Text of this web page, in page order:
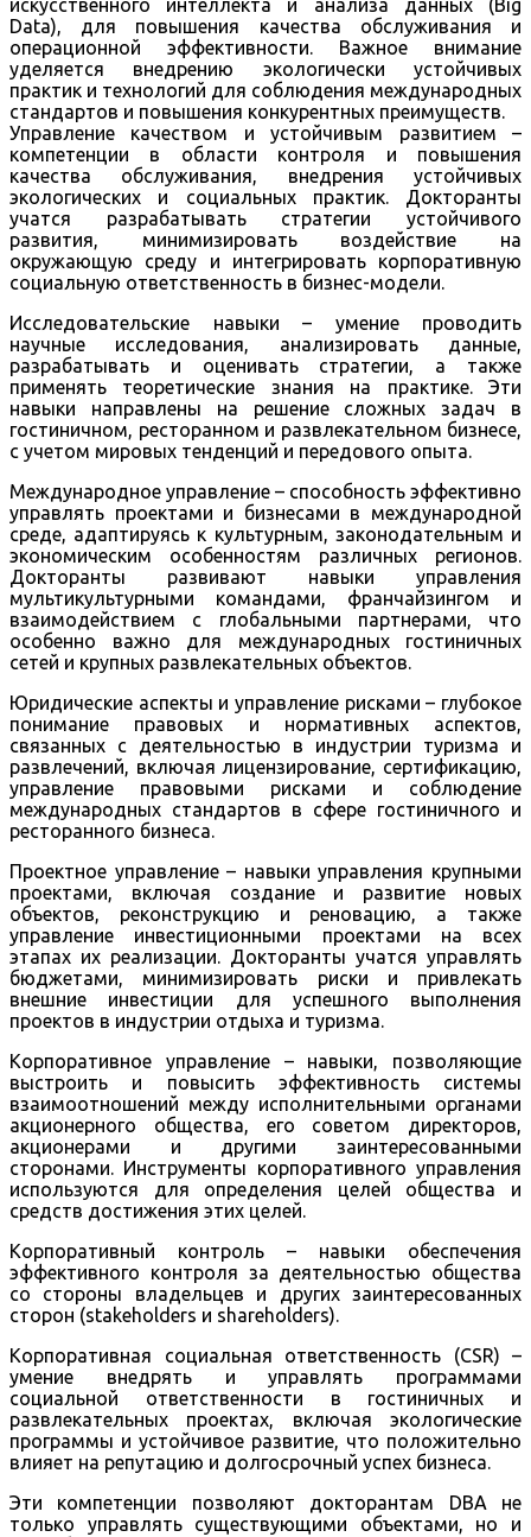
искусственного интеллекта и анализа данных (Big
Data), для повышения качества обслуживания и
операционной эффективности. Важное внимание
уделяется внедрению экологически устойчивых
практик и технологий для соблюдения международных
стандартов и повышения конкурентных преимуществ.
Управление качеством и устойчивым развитием –
компетенции в области контроля и повышения
качества обслуживания, внедрения устойчивых
экологических и социальных практик. Докторанты
учатся разрабатывать стратегии устойчивого
развития, минимизировать воздействие на
окружающую среду и интегрировать корпоративную
социальную ответственность в бизнес-модели.
Исследовательские навыки – умение проводить
научные исследования, анализировать данные,
разрабатывать и оценивать стратегии, а также
применять теоретические знания на практике. Эти
навыки направлены на решение сложных задач в
гостиничном, ресторанном и развлекательном бизнесе,
с учетом мировых тенденций и передового опыта.
Международное управление – способность эффективно
управлять проектами и бизнесами в международной
среде, адаптируясь к культурным, законодательным и
экономическим особенностям различных регионов.
Докторанты развивают навыки управления
мультикультурными командами, франчайзингом и
взаимодействием с глобальными партнерами, что
особенно важно для международных гостиничных
сетей и крупных развлекательных объектов.
Юридические аспекты и управление рисками – глубокое
понимание правовых и нормативных аспектов,
связанных с деятельностью в индустрии туризма и
развлечений, включая лицензирование, сертификацию,
управление правовыми рисками и соблюдение
международных стандартов в сфере гостиничного и
ресторанного бизнеса.
Проектное управление – навыки управления крупными
проектами, включая создание и развитие новых
объектов, реконструкцию и реновацию, а также
управление инвестиционными проектами на всех
этапах их реализации. Докторанты учатся управлять
бюджетами, минимизировать риски и привлекать
внешние инвестиции для успешного выполнения
проектов в индустрии отдыха и туризма.
Корпоративное управление – навыки, позволяющие
выстроить и повысить эффективность системы
взаимоотношений между исполнительными органами
акционерного общества, его советом директоров,
акционерами и другими заинтересованными
сторонами. Инструменты корпоративного управления
используются для определения целей общества и
средств достижения этих целей.
Корпоративный контроль – навыки обеспечения
эффективного контроля за деятельностью общества
со стороны владельцев и других заинтересованных
сторон (stakeholders и shareholders).
Корпоративная социальная ответственность (CSR) –
умение внедрять и управлять программами
социальной ответственности в гостиничных и
развлекательных проектах, включая экологические
программы и устойчивое развитие, что положительно
влияет на репутацию и долгосрочный успех бизнеса.
Эти компетенции позволяют докторантам DBA не
только управлять существующими объектами, но и